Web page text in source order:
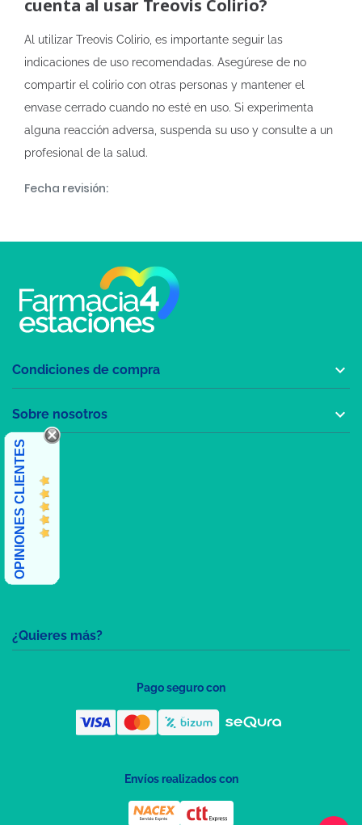
cuenta al usar Treovis Colirio?
Al utilizar Treovis Colirio, es importante seguir las
indicaciones de uso recomendadas. Asegúrese de no
compartir el colirio con otras personas y mantener el
envase cerrado cuando no esté en uso. Si experimenta
alguna reacción adversa, suspenda su uso y consulte a un
profesional de la salud.
Fecha revisión:
¿Quieres más?
Condiciones de compra 
Sobre nosotros 
OPINIONES CLIENTES
Pago seguro con
Envíos realizados con